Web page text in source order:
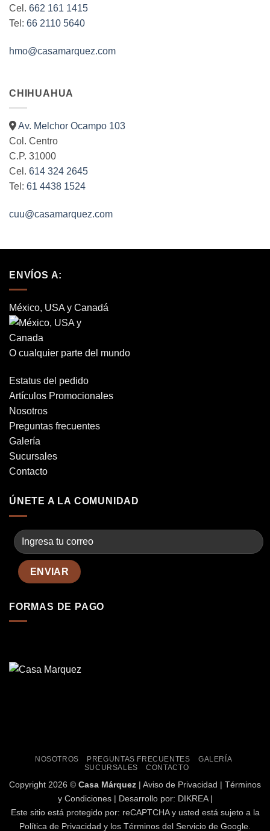
Cel. 662 161 1415
Tel: 66 2110 5640
hmo@casamarquez.com
CHIHUAHUA
Av. Melchor Ocampo 103
Col. Centro
C.P. 31000
Cel. 614 324 2645
Tel: 61 4438 1524
cuu@casamarquez.com
ENVÍOS A:
México, USA y Canadá
O cualquier parte del mundo
Estatus del pedido
Artículos Promocionales
Nosotros
Preguntas frecuentes
Galería
Sucursales
Contacto
ÚNETE A LA COMUNIDAD
FORMAS DE PAGO
NOSOTROS PREGUNTAS FRECUENTES
GALERÍA
SUCURSALES
CONTACTO
Copyright 2026 © Casa Márquez | Aviso de Privacidad | Términos
y Condiciones| Desarrollo por: DIKREA|
Este sitio está protegido por: reCAPTCHA y usted está sujeto a la
Política de Privacidad y los Términos del Servicio de Google.